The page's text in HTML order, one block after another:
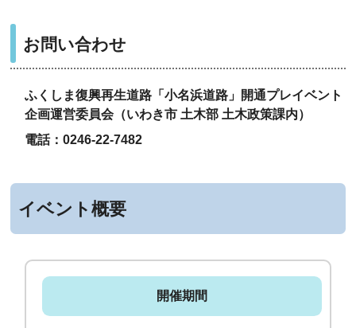
お問い合わせ
ふくしま復興再生道路「小名浜道路」開通プレイベント
企画運営委員会（いわき市 土木部 土木政策課内）
電話：0246-22-7482
イベント概要
開催期間